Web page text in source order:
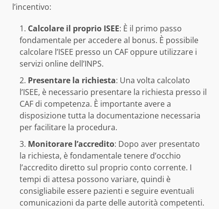
l’incentivo:
Calcolare il proprio ISEE: È il primo passo
fondamentale per accedere al bonus. È possibile
calcolare l’ISEE presso un CAF oppure utilizzare i
servizi online dell’INPS.
Presentare la richiesta: Una volta calcolato
l’ISEE, è necessario presentare la richiesta presso il
CAF di competenza. È importante avere a
disposizione tutta la documentazione necessaria
per facilitare la procedura.
Monitorare l’accredito: Dopo aver presentato
la richiesta, è fondamentale tenere d’occhio
l’accredito diretto sul proprio conto corrente. I
tempi di attesa possono variare, quindi è
consigliabile essere pazienti e seguire eventuali
comunicazioni da parte delle autorità competenti.